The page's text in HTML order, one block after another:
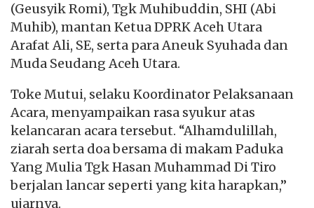
(Geusyik Romi), Tgk Muhibuddin, SHI (Abi
Muhib), mantan Ketua DPRK Aceh Utara
Arafat Ali, SE, serta para Aneuk Syuhada dan
Muda Seudang Aceh Utara.
Toke Mutui, selaku Koordinator Pelaksanaan
Acara, menyampaikan rasa syukur atas
kelancaran acara tersebut. “Alhamdulillah,
ziarah serta doa bersama di makam Paduka
Yang Mulia Tgk Hasan Muhammad Di Tiro
berjalan lancar seperti yang kita harapkan,”
ujarnya.